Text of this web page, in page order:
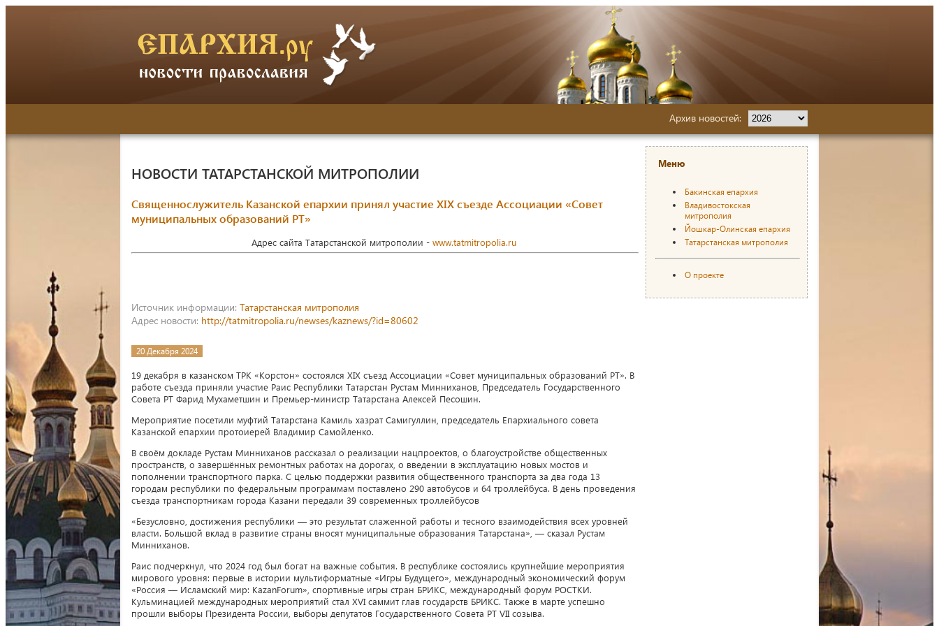
Архив новостей:
НОВОСТИ ТАТАРСТАНСКОЙ МИТРОПОЛИИ
Священнослужитель Казанской епархии принял участие XIX съезде Ассоциации «Совет
муниципальных образований РТ»
Адрес сайта Татарстанской митрополии - www.tatmitropolia.ru
Источник информации: Татарстанская митрополия
Адрес новости: http://tatmitropolia.ru/newses/kaznews/?id=80602
20 Декабря 2024
19 декабря в казанском ТРК «Корстон» состоялся XIX съезд Ассоциации «Совет муниципальных образований РТ». В
работе съезда приняли участие Раис Республики Татарстан Рустам Минниханов, Председатель Государственного
Совета РТ Фарид Мухаметшин и Премьер-министр Татарстана Алексей Песошин.
Мероприятие посетили муфтий Татарстана Камиль хазрат Самигуллин, председатель Епархиального совета
Казанской епархии протоиерей Владимир Самойленко.
В своём докладе Рустам Минниханов рассказал о реализации нацпроектов, о благоустройстве общественных
пространств, о завершённых ремонтных работах на дорогах, о введении в эксплуатацию новых мостов и
пополнении транспортного парка. С целью поддержки развития общественного транспорта за два года 13
городам республики по федеральным программам поставлено 290 автобусов и 64 троллейбуса. В день проведения
съезда транспортникам города Казани передали 39 современных троллейбусов
«Безусловно, достижения республики — это результат слаженной работы и тесного взаимодействия всех уровней
власти. Большой вклад в развитие страны вносят муниципальные образования Татарстана», — сказал Рустам
Минниханов.
Раис подчеркнул, что 2024 год был богат на важные события. В республике состоялись крупнейшие мероприятия
мирового уровня: первые в истории мультиформатные «Игры Будущего», международный экономический форум
«Россия — Исламский мир: KazanForum», спортивные игры стран БРИКС, международный форум РОСТКИ.
Кульминацией международных мероприятий стал XVI саммит глав государств БРИКС. Также в марте успешно
прошли выборы Президента России, выборы депутатов Государственного Совета РТ VII созыва.
Меню
Бакинская епархия
Владивостокская
митрополия
Йошкар-Олинская епархия
Татарстанская митрополия
О проекте